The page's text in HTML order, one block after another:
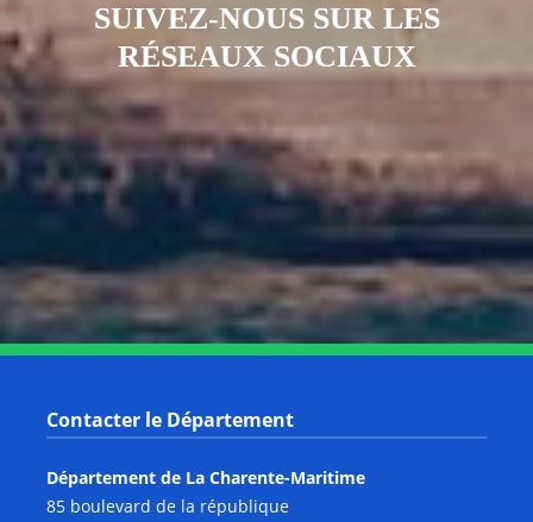
SUIVEZ-NOUS SUR LES
RÉSEAUX SOCIAUX
Notre page Instagram
Notre page Facebook
Notre page XNotre page Tiktok
Notre page
Notre page Youtube
Contacter le Département
Département de La Charente-Maritime
85 boulevard de la république